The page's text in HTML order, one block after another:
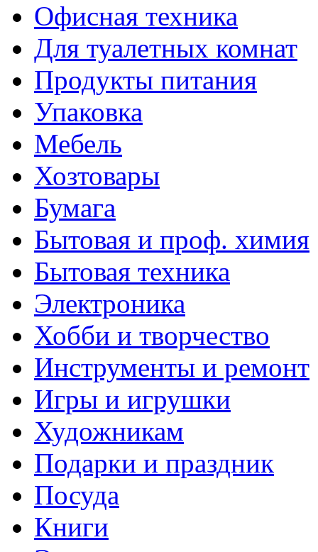
Офисная техника
Для туалетных комнат
Продукты питания
Упаковка
Мебель
Хозтовары
Бумага
Бытовая и проф. химия
Бытовая техника
Электроника
Хобби и творчество
Инструменты и ремонт
Игры и игрушки
Художникам
Подарки и праздник
Посуда
Книги